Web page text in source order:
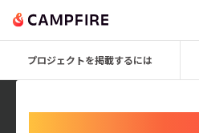
プロジェクトを掲載するには